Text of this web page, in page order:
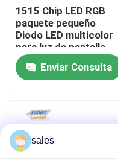
Visita a la fábrica
Control de Calidad
Contacto
noticias
Todos los casos
1515 Chip LED RGB
paquete pequeño
Diodo LED multicolor
para luz de pantalla
LED
Enviar Consulta
sales